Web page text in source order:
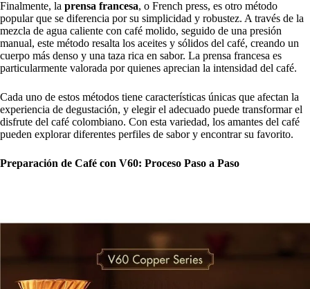
Finalmente, la prensa francesa, o French press, es otro método
popular que se diferencia por su simplicidad y robustez. A través de la
mezcla de agua caliente con café molido, seguido de una presión
manual, este método resalta los aceites y sólidos del café, creando un
cuerpo más denso y una taza rica en sabor. La prensa francesa es
particularmente valorada por quienes aprecian la intensidad del café.
Cada uno de estos métodos tiene características únicas que afectan la
experiencia de degustación, y elegir el adecuado puede transformar el
disfrute del café colombiano. Con esta variedad, los amantes del café
pueden explorar diferentes perfiles de sabor y encontrar su favorito.
Preparación de Café con V60: Proceso Paso a Paso